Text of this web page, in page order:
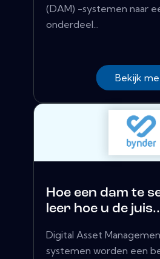
(DAM) -systemen naar
onderdeel...
Bekijk
Hoe een dam te
leer hoe u de
Digital Asset
systemen worden een